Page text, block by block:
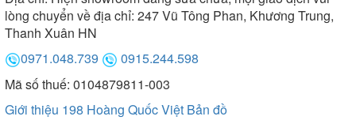
lòng chuyển về địa chỉ: 247 Vũ Tông Phan, Khương Trung,
Thanh Xuân HN
0971.048.739
0915.244.598
Mã số thuế: 0104879811-003
Giới thiệu 198 Hoàng Quốc Việt Bản đồ